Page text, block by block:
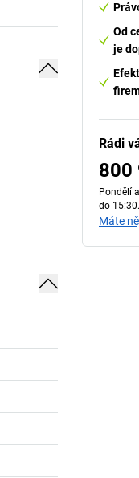
Od
je
Rádi
800
Pondělí
do 15:30.
Máte